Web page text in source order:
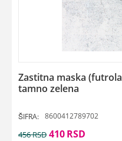
Zastitna maska
tamno zelena
ŠIFRA: 8600412789702
456RSD 410RSD